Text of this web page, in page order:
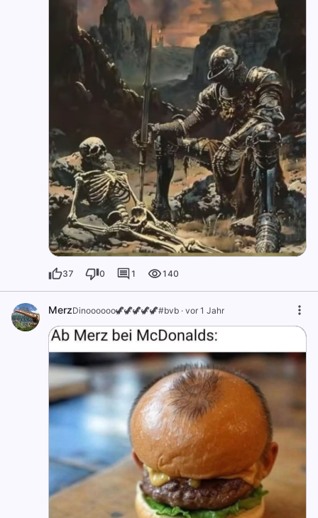
37 0 1 140
MerzDinoooooo🦖🦖🦖🦖🦖#bvb · vor 1 Jahr